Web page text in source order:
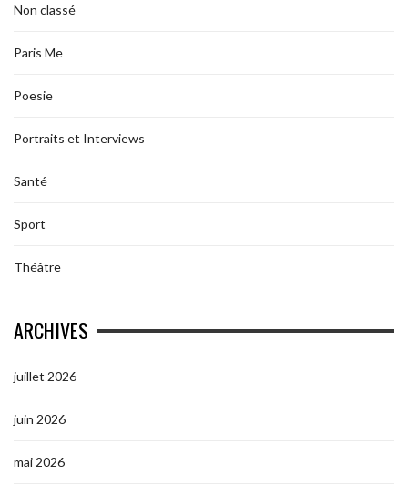
Non classé
Paris Me
Poesie
Portraits et Interviews
Santé
Sport
Théâtre
ARCHIVES
juillet 2026
juin 2026
mai 2026